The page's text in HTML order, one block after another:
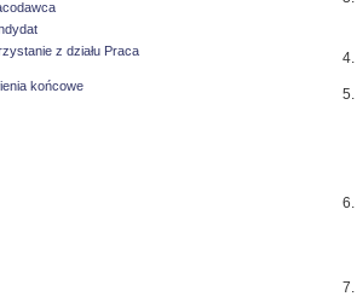
z działu Praca
końcowe